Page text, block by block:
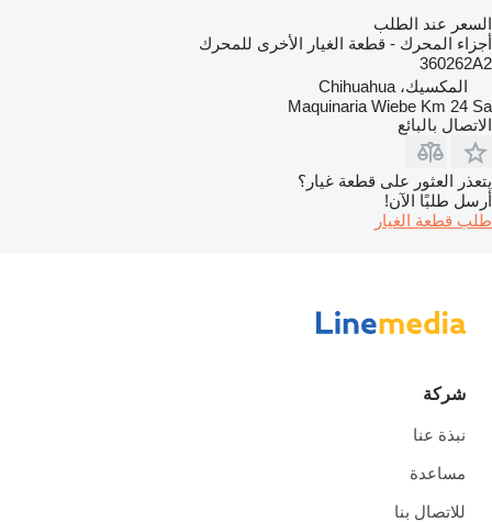
السعر عند الطلب
أجزاء المحرك - قطعة الغيار الأخرى للمحرك
360262A2
المكسيك، Chihuahua
Maquinaria Wiebe Km 24 Sa
الاتصال بالبائع
يتعذر العثور على قطعة غيار؟
أرسل طلبًا الآن!
طلب قطعة الغيار
شركة
نبذة عنا
مساعدة
للاتصال بنا